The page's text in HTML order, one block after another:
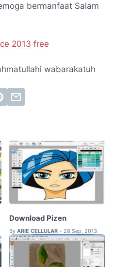
bermanfaat Salam
2013 free
wabarakatuh
Download Pizen
By ARIE CELLULAR • 28 Sep, 2013